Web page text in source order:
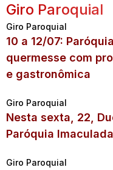
Giro Paroquial
Giro Paroquial
10 a 12/07:
quermesse com
e gastronômica
Giro Paroquial
Nesta sexta, 22,
Paróquia
Giro Paroquial